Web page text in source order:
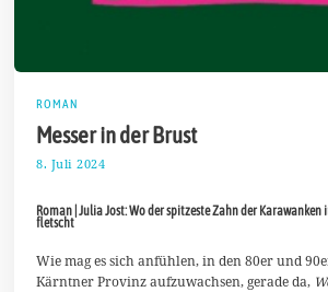
ROMAN
Messer in der Brust
8. Juli 2024
J
i
2
Roman | Julia Jost: Wo der spitzeste Zahn der
fletscht
Wie mag es sich anfühlen, in den 80er und
Kärntner Provinz aufzuwachsen, gerade da,